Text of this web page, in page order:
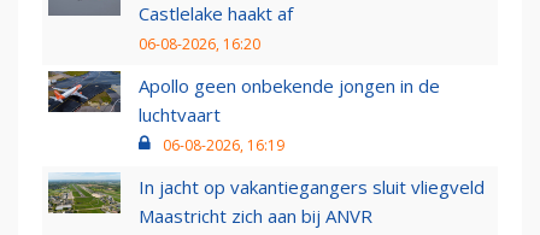
Castlelake haakt af
06-08-2026, 16:20
Apollo geen onbekende jongen in de
luchtvaart
06-08-2026, 16:19
In jacht op vakantiegangers sluit vliegveld
Maastricht zich aan bij ANVR